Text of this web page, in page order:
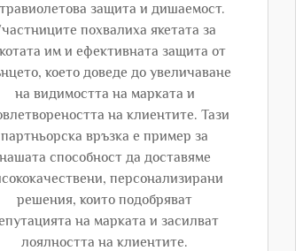
защита и дишаемост.
похвалиха якетата за
им и ефективната защита от
което доведе до увеличаване
на видимостта на марката и
на клиентите. Тази
партньорска връзка е пример за
нашата способност да доставяме
персонализирани
решения, които подобряват
на марката и засилват
лоялността на клиентите.